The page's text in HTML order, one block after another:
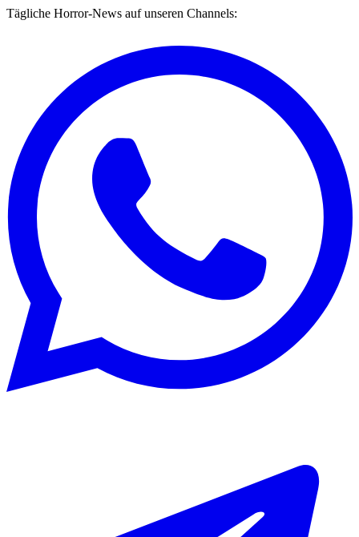
Tägliche Horror-News auf unseren Channels: